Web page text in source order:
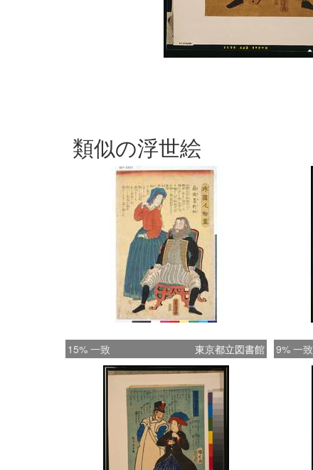
類似の浮世絵
15% 一致 東京都立図書館 9% 一致